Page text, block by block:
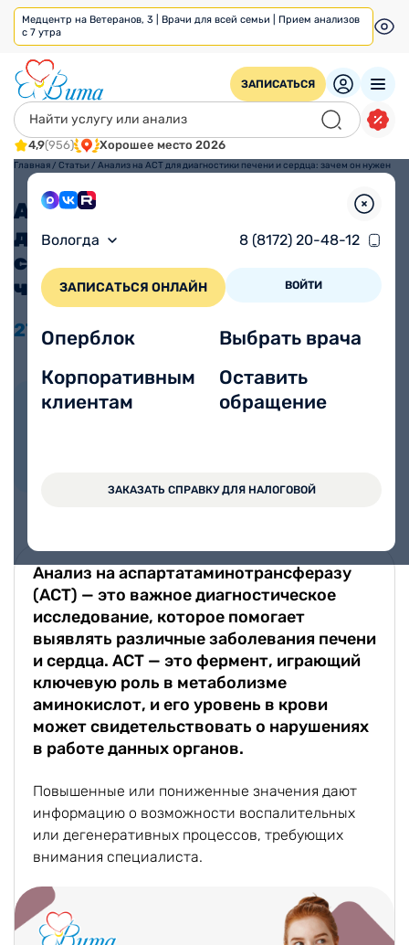
Медцентр на Ветеранов, 3 | Врачи для всей семьи | Прием анализов
с 7 утра
ЗАПИСАТЬСЯ
4,9(956) Хорошее место 2026
Вологда 8 (8172) 20-48-12
ЗАПИСАТЬСЯ ОНЛАЙН ВОЙТИ
Оперблок
Корпоративным
клиентам
Выбрать врача
Оставить
обращение
ЗАКАЗАТЬ СПРАВКУ ДЛЯ НАЛОГОВОЙ
Главная / Статьи / Анализ на АСТ для диагностики печени и сердца: зачем он нужен
Анализ на АСТ для
диагностики печени и
сердца: зачем он нужен и
что показывает?
27.11
3 минуты
Автор статьи:
Анализ на аспартатаминотрансферазу
(АСТ) — это важное диагностическое
исследование, которое помогает
выявлять различные заболевания печени
и сердца. АСТ — это фермент, играющий
ключевую роль в метаболизме
аминокислот, и его уровень в крови
может свидетельствовать о нарушениях
в работе данных органов.
Повышенные или пониженные значения дают
информацию о возможности воспалительных
или дегенеративных процессов, требующих
внимания специалиста.